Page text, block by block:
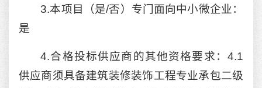
3.本项目（是/否）专门面向中小微企业：
是
4.合格投标供应商的其他资格要求：4.1
供应商须具备建筑装修装饰工程专业承包二级